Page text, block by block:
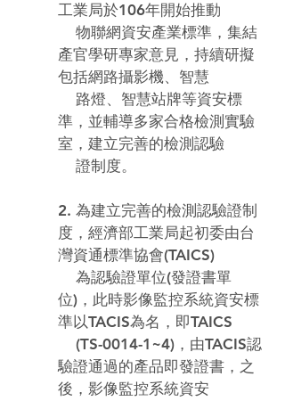
工業局於106年開始推動
產官學研專家意見，持續研擬
包括網路攝影機、智慧
準，並輔導多家合格檢測實驗
室，建立完善的檢測認驗
    證制度。
2. 為建立完善的檢測認驗證制
度，經濟部工業局起初委由台
灣資通標準協會(TAICS)
位)，此時影像監控系統資安標
準以TACIS為名，即TAICS
驗證通過的產品即發證書，之
後， 影像監控系統資安